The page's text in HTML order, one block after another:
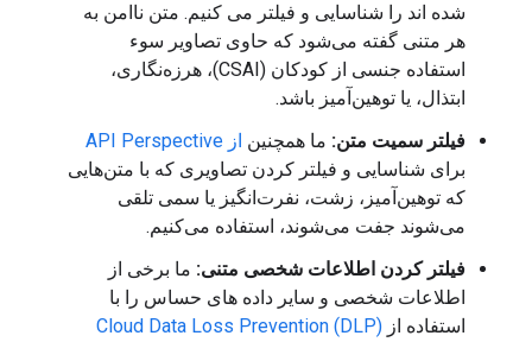
شده اند را شناسایی و فیلتر می کنیم. متن ناامن به
هر متنی گفته می‌شود که حاوی تصاویر سوء
استفاده جنسی از کودکان (CSAI)، هرزه‌نگاری،
ابتذال، یا توهین‌آمیز باشد.
فیلتر سمیت متن: ما همچنین از API Perspective
برای شناسایی و فیلتر کردن تصاویری که با متن‌هایی
که توهین‌آمیز، زشت، نفرت‌انگیز یا سمی تلقی
می‌شوند جفت می‌شوند، استفاده می‌کنیم.
فیلتر کردن اطلاعات شخصی متنی: ما برخی از
اطلاعات شخصی و سایر داده های حساس را با
استفاده از Cloud Data Loss Prevention (DLP)